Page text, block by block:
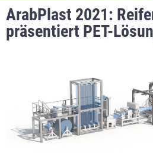
ArabPlast 2021:
präsentiert PET-